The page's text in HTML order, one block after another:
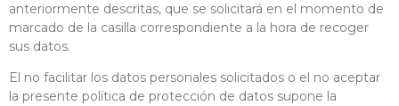
anteriormente descritas, que se solicitará en el momento de
marcado de la casilla correspondiente a la hora de recoger
sus datos.
El no facilitar los datos personales solicitados o el no aceptar
la presente política de protección de datos supone la